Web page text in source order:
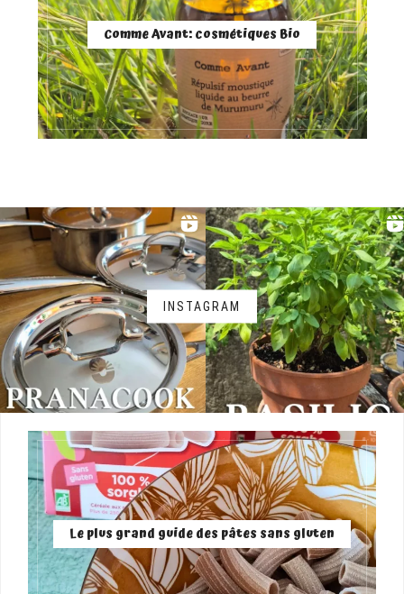
Comme Avant: cosmétiques Bio
INSTAGRAM
Le plus grand guide des pâtes sans gluten